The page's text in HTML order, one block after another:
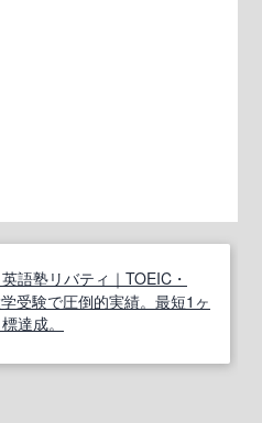
語塾リバティ｜TOEIC・
受験で圧倒的実績。最短1ヶ
達成。